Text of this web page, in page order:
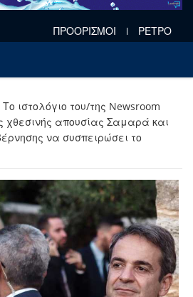
ΠΡΟΟΡΙΣΜΟΙ ΡΕΤΡΟ
Το ιστολόγιο του/της Newsroom
χθεσινής απουσίας Σαμαρά και
να συσπειρώσει το